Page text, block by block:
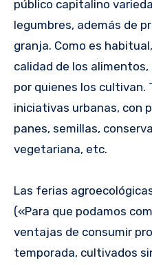
público capitalino
legumbres, además de
granja. Como es
calidad de los
por quienes los cultivan.
iniciativas urbanas, con
panes, semillas,
vegetariana, etc.
Las ferias
(«Para que podamos
ventajas de consumir
temporada, cultivados